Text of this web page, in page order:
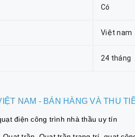
Có
Việt nam
24 tháng
NAM - BÁN HÀNG VÀ THU
điện công trình nhà thầu uy tín